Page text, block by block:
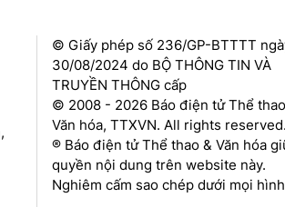
© Giấy phép số 236/GP-BTTTT
30/08/2024 do BỘ THÔNG TIN VÀ
TRUYỀN THÔNG cấp
© 2008 - 2026 Báo điện tử Thể
Văn hóa, TTXVN. All rights reserved.
® Báo điện tử Thể thao & Văn hóa
quyền nội dung trên website này.
Nghiêm cấm sao chép dưới mọi